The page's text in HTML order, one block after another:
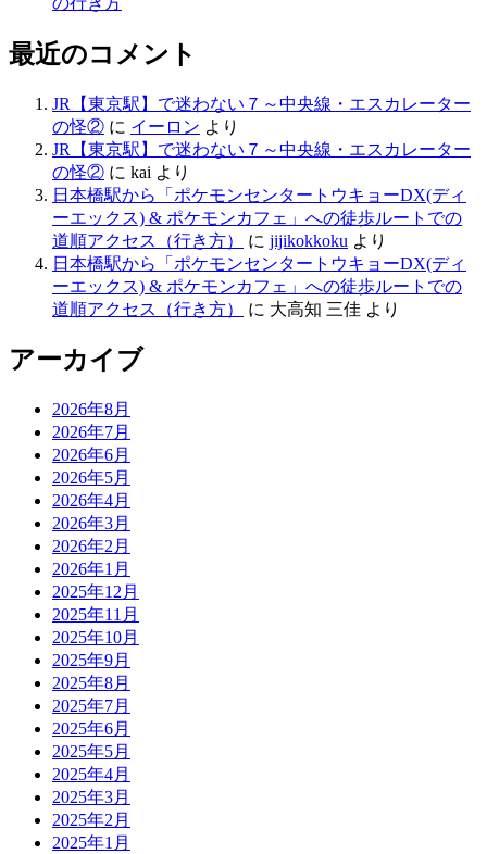
最近のコメント
JR【東京駅】で迷わない７～中央線・エスカレーター
の怪② に イーロン より
JR【東京駅】で迷わない７～中央線・エスカレーター
の怪② に kai より
日本橋駅から「ポケモンセンタートウキョーDX(ディ
ーエックス) & ポケモンカフェ」への徒歩ルートでの
道順アクセス（行き方）
に jijikokkoku より
日本橋駅から「ポケモンセンタートウキョーDX(ディ
ーエックス) & ポケモンカフェ」への徒歩ルートでの
道順アクセス（行き方）
に 大高知 三佳 より
アーカイブ
2026年8月
2026年7月
2026年6月
2026年5月
2026年4月
2026年3月
2026年2月
2026年1月
2025年12月
2025年11月
2025年10月
2025年9月
2025年8月
2025年7月
2025年6月
2025年5月
2025年4月
2025年3月
2025年2月
2025年1月